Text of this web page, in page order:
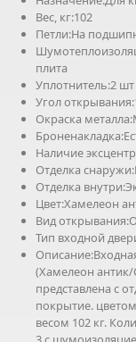
Вес, кг:102
Петли:На
плита
Уплотнитель:2
Угол
Окраска
Наличие
Отделка
Отделка
Цвет:Хамелеон
Вид
Тип входной
(Хамелеон антик/
представлена с
покрытие.
весом 102 кг.